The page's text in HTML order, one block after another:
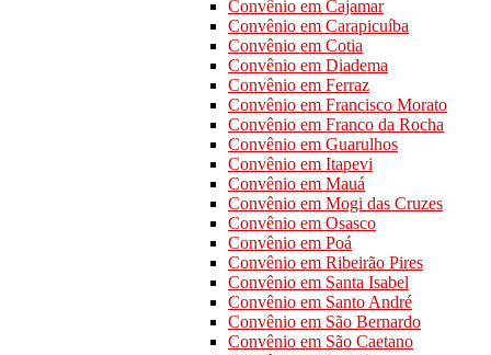
Convênio em Cajamar
Convênio em Carapicuíba
Convênio em Cotia
Convênio em Diadema
Convênio em Ferraz
Convênio em Francisco Morato
Convênio em Franco da Rocha
Convênio em Guarulhos
Convênio em Itapevi
Convênio em Mauá
Convênio em Mogi das Cruzes
Convênio em Osasco
Convênio em Poá
Convênio em Ribeirão Pires
Convênio em Santa Isabel
Convênio em Santo André
Convênio em São Bernardo
Convênio em São Caetano